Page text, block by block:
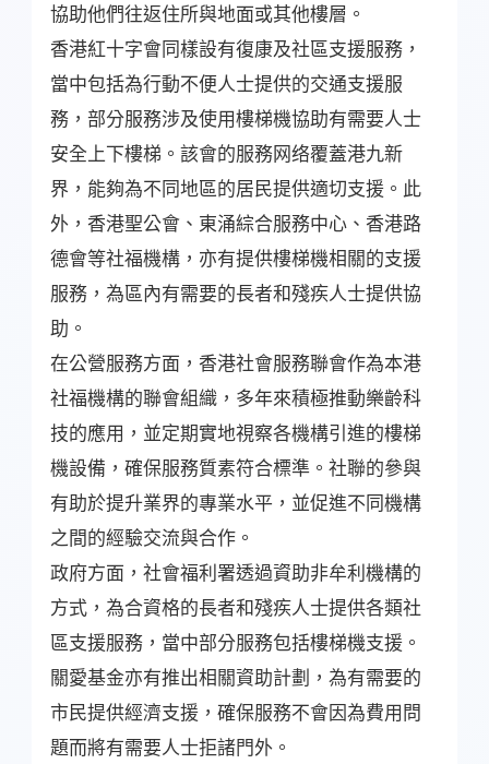
協助他們往返住所與地面或其他樓層。
香港紅十字會同樣設有復康及社區支援服務，
當中包括為行動不便人士提供的交通支援服
務，部分服務涉及使用樓梯機協助有需要人士
安全上下樓梯。該會的服務网络覆蓋港九新
界，能夠為不同地區的居民提供適切支援。此
外，香港聖公會、東涌綜合服務中心、香港路
德會等社福機構，亦有提供樓梯機相關的支援
服務，為區內有需要的長者和殘疾人士提供協
助。
在公營服務方面，香港社會服務聯會作為本港
社福機構的聯會組織，多年來積極推動樂齡科
技的應用，並定期實地視察各機構引進的樓梯
機設備，確保服務質素符合標準。社聯的參與
有助於提升業界的專業水平，並促進不同機構
之間的經驗交流與合作。
政府方面，社會福利署透過資助非牟利機構的
方式，為合資格的長者和殘疾人士提供各類社
區支援服務，當中部分服務包括樓梯機支援。
關愛基金亦有推出相關資助計劃，為有需要的
市民提供經濟支援，確保服務不會因為費用問
題而將有需要人士拒諸門外。